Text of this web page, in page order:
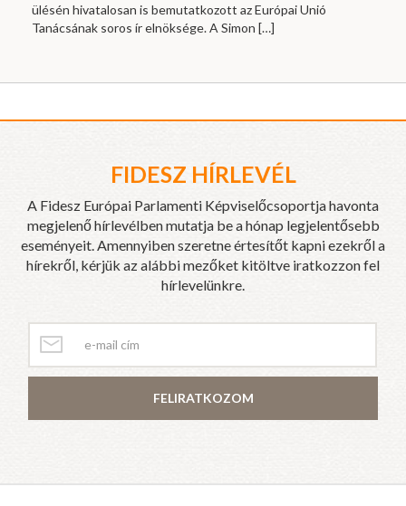
ülésén hivatalosan is bemutatkozott az Európai Unió
Tanácsának soros ír elnöksége. A Simon […]
FIDESZ HÍRLEVÉL
A Fidesz Európai Parlamenti Képviselőcsoportja havonta
megjelenő hírlevélben mutatja be a hónap legjelentősebb
eseményeit. Amennyiben szeretne értesítőt kapni ezekről a
hírekről, kérjük az alábbi mezőket kitöltve iratkozzon fel
hírlevelünkre.
FELIRATKOZOM